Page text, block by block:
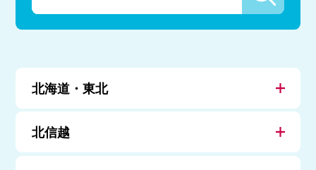
北海道・東北
北信越